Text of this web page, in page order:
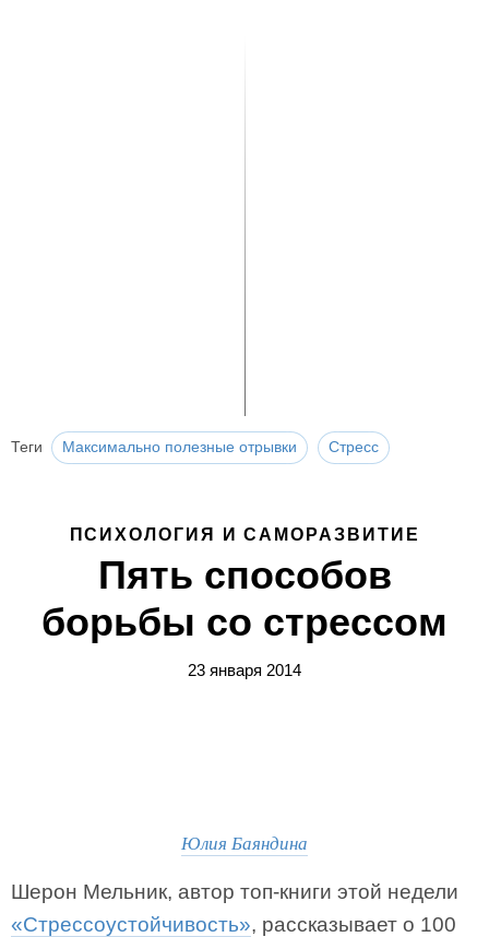
Теги Максимально полезные отрывки Стресс
ПСИХОЛОГИЯ И САМОРАЗВИТИЕ
Пять способов
борьбы со стрессом
23 января 2014
Юлия Баяндина
Шерон Мельник, автор топ-книги этой недели
«Стрессоустойчивость», рассказывает о 100